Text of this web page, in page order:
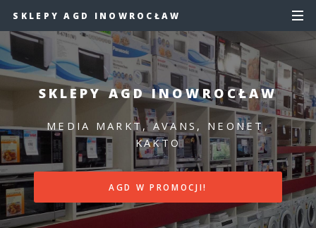
SKLEPY AGD INOWROCŁAW
SKLEPY AGD INOWROCŁAW
MEDIA MARKT, AVANS, NEONET,
KAKTO
AGD W PROMOCJI!